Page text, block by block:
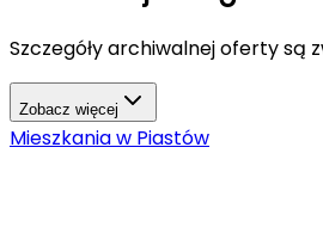
Szczegóły archiwalnej oferty są
Zobacz więcej
Mieszkaniaw Piastów